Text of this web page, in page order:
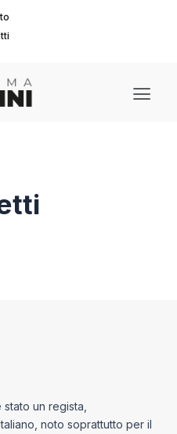
Main
stato un regista,
noto soprattutto per il